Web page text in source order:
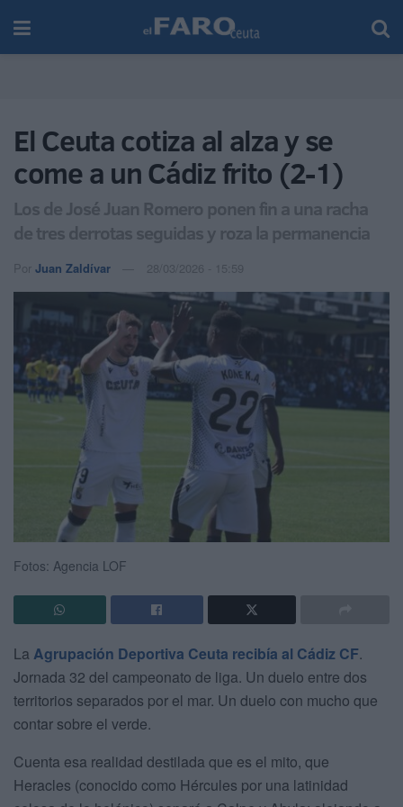
El Ceuta cotiza al alza y se
come a un Cádiz frito (2-1)
Los de José Juan Romero ponen fin a una racha
de tres derrotas seguidas y roza la permanencia
Por Juan Zaldívar 28/03/2026 - 15:59
Fotos: Agencia LOF
La Agrupación Deportiva Ceuta recibía al Cádiz CF.
Jornada 32 del campeonato de liga. Un duelo entre dos
territorios separados por el mar. Un duelo con mucho que
contar sobre el verde.
Cuenta esa realidad destilada que es el mito, que
Heracles (conocido como Hércules por una latinidad